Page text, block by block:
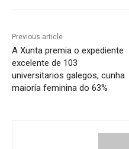
Previous article
A Xunta premia o expediente
excelente de 103
universitarios galegos, cunha
maioría feminina do 63%